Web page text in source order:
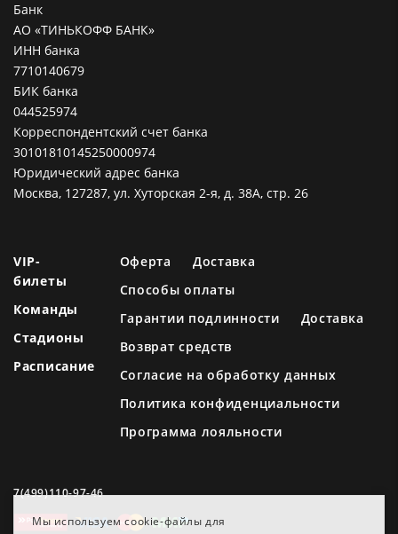
Мы используем cookie-файлы для
Банк
АО «ТИНЬКОФФ БАНК»
ИНН банка
7710140679
БИК банка
044525974
Корреспондентский счет банка
30101810145250000974
Юридический адрес банка
Москва, 127287, ул. Хуторская 2-я, д. 38А, стр. 26
VIP-
билеты
Команды
Стадионы
Расписание
Оферта
Доставка
Способы оплаты
Гарантии подлинности
Доставка
Возврат средств
Согласие на обработку данных
Политика конфиденциальности
Программа лояльности
7(499)110-97-46